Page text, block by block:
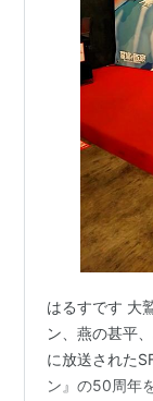
はるすです 大
ン、燕の甚平
に放送された
ン』の50周年